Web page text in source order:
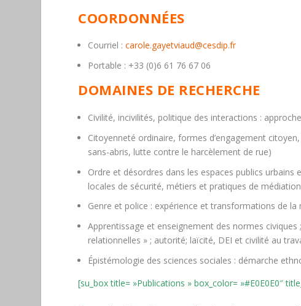
COORDONNÉES
Courriel :carole.gayetviaud@cesdip.fr
Portable : +33 (0)6 61 76 67 06
DOMAINES DE RECHERCHE
Civilité, incivilités, politique des interactions :
Citoyenneté ordinaire, formes d’engagement
sans-abris, lutte contre le harcèlement de rue)
Ordre et désordres dans les espaces publics
locales de sécurité, métiers et pratiques de
Genre et police : expérience et transformations de la
Apprentissage et enseignement des normes
relationnelles » ; autorité; laïcité, DEI et civilité au
Épistémologie des sciences sociales : démarche
[su_box title= »Publications » box_color= »#E0E0E0″